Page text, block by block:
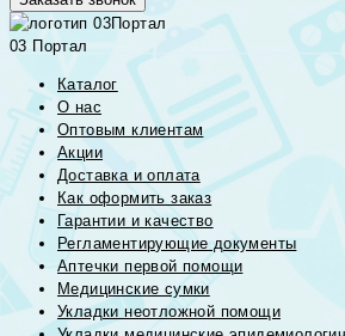
03 Портал
Каталог
О нас
Оптовым клиентам
Акции
Доставка и оплата
Как оформить заказ
Гарантии и качество
Регламентирующие документы
Аптечки первой помощи
Медицинские сумки
Укладки неотложной помощи